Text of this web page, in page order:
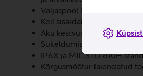
Väljaspool leviala hoiab
Kell sisaldab SOS-
Aku kestvus tavakasutuse
Sukeldumiskindel disain –
IP6X ja MIL-STD 810H
Kõrgusmõõtur laiendatud